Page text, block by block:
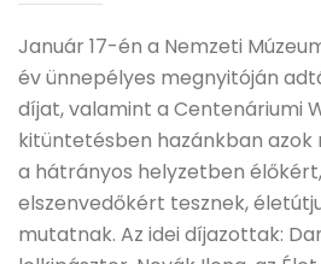
Január 17-én a Nemzeti
év ünnepélyes megnyitóján
díjat, valamint a Centenáriumi
kitüntetésben hazánkban azok
a hátrányos helyzetben
elszenvedőkért tesznek,
mutatnak. Az idei díjazottak: